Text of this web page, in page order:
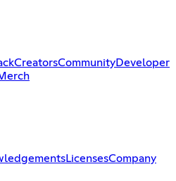
CreatorsCommunityDeveloper
LicensesCompany